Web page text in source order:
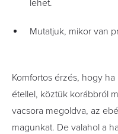
lehet.
Mutatjuk, mikor van
Komfortos érzés, hogy
étellel, köztük korábbról
vacsora megoldva, az
magunkat. De valahol a